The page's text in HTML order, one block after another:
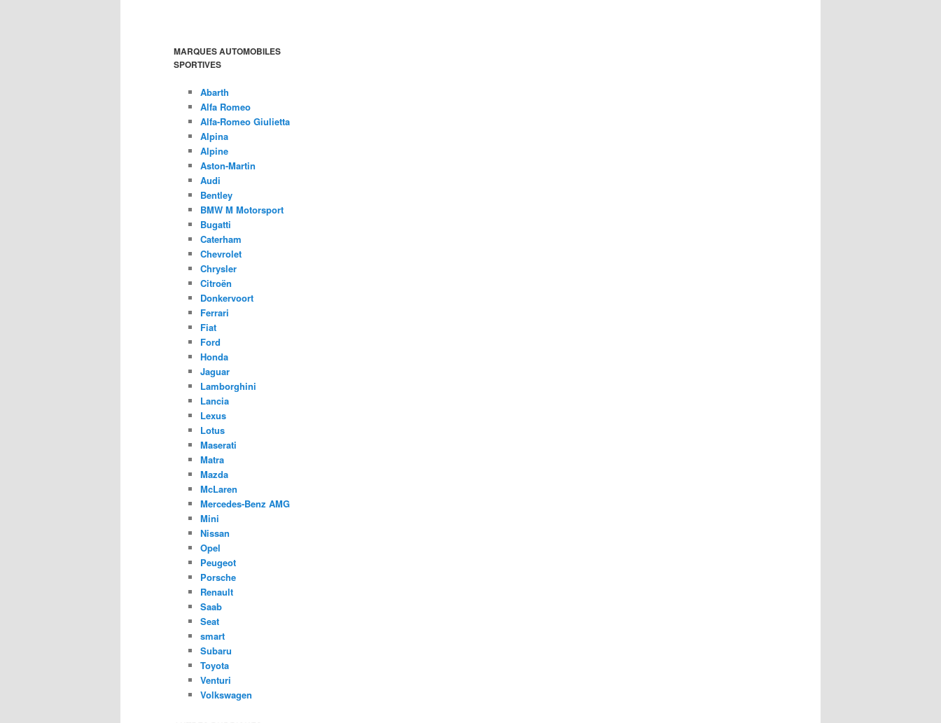
MARQUES AUTOMOBILES
SPORTIVES
Abarth
Alfa Romeo
Alfa-Romeo Giulietta
Alpina
Alpine
Aston-Martin
Audi
Bentley
BMW M Motorsport
Bugatti
Caterham
Chevrolet
Chrysler
Citroën
Donkervoort
Ferrari
Fiat
Ford
Honda
Jaguar
Lamborghini
Lancia
Lexus
Lotus
Maserati
Matra
Mazda
McLaren
Mercedes-Benz AMG
Mini
Nissan
Opel
Peugeot
Porsche
Renault
Saab
Seat
smart
Subaru
Toyota
Venturi
Volkswagen